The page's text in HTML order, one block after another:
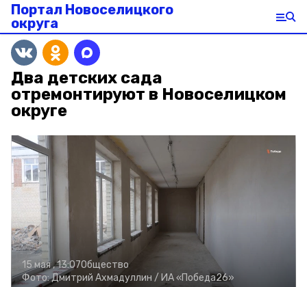
Портал Новоселицкого
округа
Два детских сада
отремонтируют в Новоселицком
округе
15 мая , 13:07Общество
Фото:Дмитрий Ахмадуллин / ИА «Победа26»